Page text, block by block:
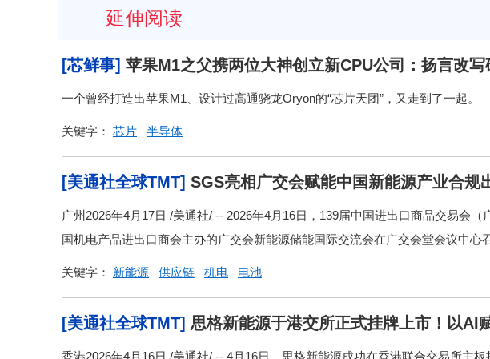
延伸阅读
[芯鲜事] 苹果M1之父携两位大神创立新CPU公司：扬言改写
一个曾经打造出苹果M1、设计过高通骁龙Oryon的“芯片天团”，又走到了一起。
关键字： 芯片 半导体
[美通社全球TMT] SGS亮相广交会赋能中国新能源产业合规
广州2026年4月17日 /美通社/ -- 2026年4月16日，139届中国进出口商品交易会
国机电产品进出口商会主办的广交会新能源储能国际交流会在广交会堂会议中心
关键字： 新能源 供应链 机电 电池
[美通社全球TMT] 思格新能源于港交所正式挂牌上市！以AI
香港2026年4月16日 /美通社/ -- 4月16日，思格新能源成功在香港联合交易所主